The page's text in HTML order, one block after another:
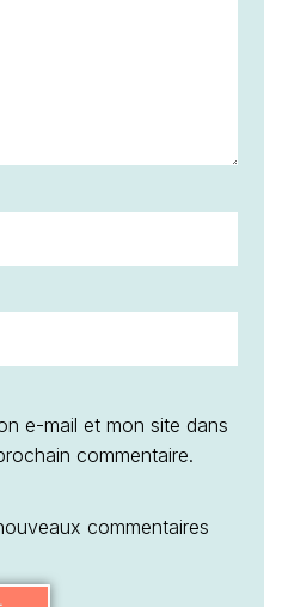
e-mail et mon site dans
commentaire.
commentaires